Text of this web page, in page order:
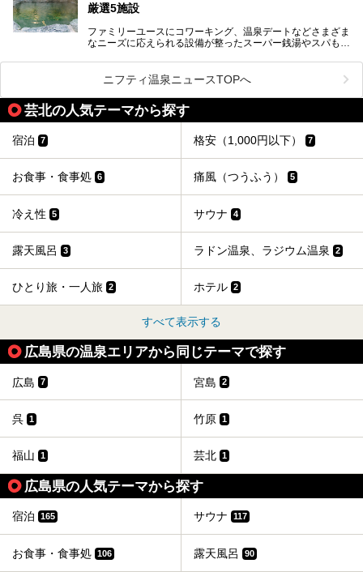
厳選5施設
ファミリーユースにコワーキング、温泉デートなどさまざま
なニーズに応えられる設備が整ったスーパー銭湯やスパも、
いった個性が魅力の温泉も、どちらも充実している広島県。
今回は、そんな広島県にある温浴施設のなかから、筆者が
「一度訪ねてみたい」と気になっている魅力的な施設を5件
ピックアップして紹介します。
※2021/07/30時点の情報です。
ニフティ温泉ニュースTOPへ
芸北の人気テーマから探す
宿泊 7 格安（1,000円以下） 7
お食事・食事処 6 痛風（つうふう） 5
冷え性 5 サウナ 4
露天風呂 3 ラドン温泉、ラジウム温泉 2
ひとり旅・一人旅 2 ホテル 2
すべて表示する
広島県の温泉エリアから同じテーマで探す
広島 7 宮島 2
呉 1 竹原 1
福山 1 芸北 1
広島県の人気テーマから探す
宿泊 165 サウナ 117
お食事・食事処 106 露天風呂 90